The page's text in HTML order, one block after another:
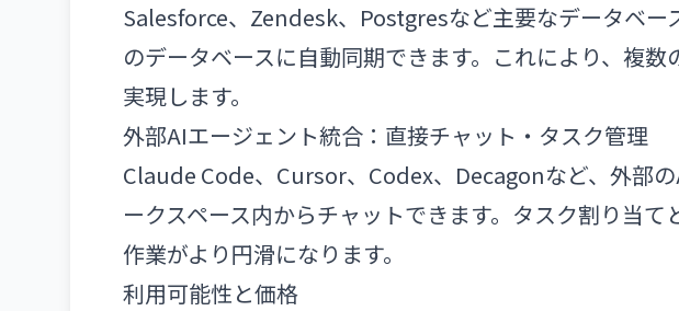
Salesforce、Zendesk、Postgresなど主要なデータベ
のデータベースに自動同期できます。これにより、複
実現します。
外部AIエージェント統合：直接チャット・タスク管理
Claude Code、Cursor、Codex、Decagonなど、外部
ークスペース内からチャットできます。タスク割り当
作業がより円滑になります。
利用可能性と価格